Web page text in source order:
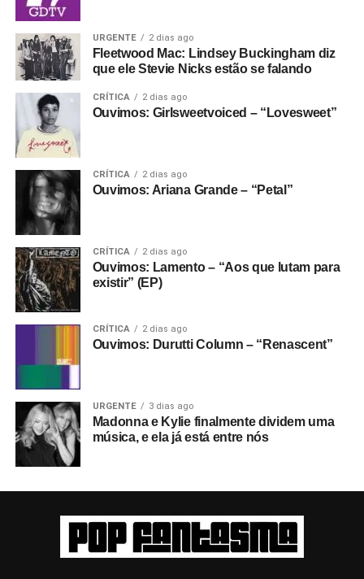
URGENTE 2 dias ago
Fleetwood Mac: Lindsey Buckingham diz
que ele Stevie Nicks estão se falando
CRÍTICA 2 dias ago
Ouvimos: Girlsweetvoiced – “Lovesweet”
CRÍTICA 2 dias ago
Ouvimos: Ariana Grande – “Petal”
CRÍTICA 2 dias ago
Ouvimos: Lamento – “Aos que lutam para
existir” (EP)
CRÍTICA 2 dias ago
Ouvimos: Durutti Column – “Renascent”
URGENTE 3 dias ago
Madonna e Kylie finalmente dividem uma
música, e ela já está entre nós